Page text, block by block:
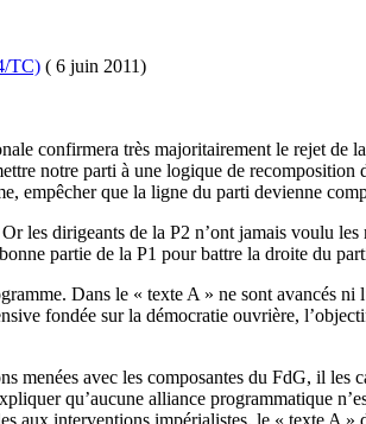
TC) ( 6 juin 2011)
confirmera très majoritairement le rejet
notre parti à une logique de recomposition
empêcher que la ligne du parti devienne
les dirigeants de la P2 n’ont jamais voulu
partie de la P1 pour battre la droite du
Dans le « texte A » ne sont avancés
fondée sur la démocratie ouvrière,
menées avec les composantes du FdG, il les
qu’aucune alliance programmatique